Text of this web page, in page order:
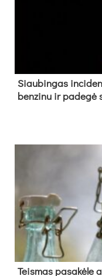
Siau­bin­gas
ben­zi­nu ir pa­de­gė
Teis­mas pa­sa­kė­le